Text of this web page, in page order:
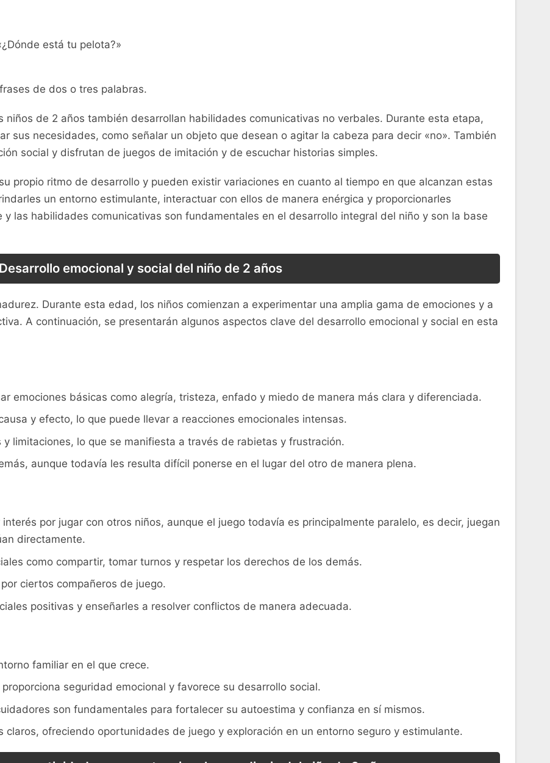
está⁤ tu pelota?»
de dos o tres palabras.
de 2 años también desarrollan habilidades comunicativas no verbales. Durante esta etapa,
sus necesidades, como señalar un objeto que‍ desean o‌ agitar la cabeza para‌ decir «no». También⁢
social ⁣y disfrutan de juegos de ⁢imitación ​y de escuchar historias simples.
propio ritmo de desarrollo y pueden existir variaciones en cuanto al tiempo‍ en que alcanzan estas
un entorno ⁤estimulante, interactuar⁣ con ellos de ‍manera enérgica y proporcionarles
las habilidades comunicativas son fundamentales ⁣en el desarrollo integral del niño y son la base
Desarrollo emocional y social del niño de 2 años
Durante esta edad, los niños comienzan a experimentar una amplia gama de emociones y a
A continuación, se presentarán algunos ⁢aspectos⁢ clave del desarrollo emocional y‍ social en esta
emociones básicas como alegría, tristeza, enfado y miedo⁢ de manera más ⁢clara y diferenciada.
y efecto,​ lo que puede⁤ llevar⁢ a reacciones emocionales intensas.
limitaciones, lo que se ​manifiesta a través de rabietas y frustración.
aunque todavía les resulta difícil ponerse en el lugar del otro de manera plena.
por jugar con otros​ niños, aunque el juego todavía es principalmente paralelo, es decir, juegan
directamente.
como compartir,‍ tomar turnos y respetar​ los⁤ derechos de los demás.
ciertos compañeros de juego.
positivas y enseñarles a resolver conflictos de manera​ adecuada.
familiar en el ‍que crece.
seguridad emocional y favorece su desarrollo social.
⁢son⁤ fundamentales para fortalecer su autoestima y confianza‍ en sí mismos.
ofreciendo oportunidades⁤ de juego y exploración en un entorno seguro y estimulante.